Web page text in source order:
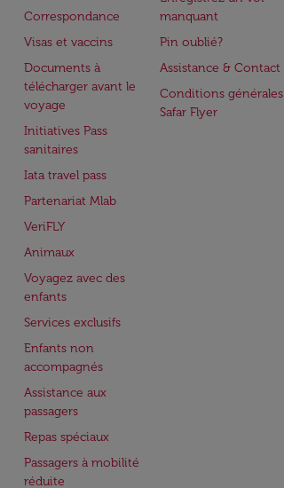
Correspondance
Visas et vaccins
Documents à
télécharger avant le
voyage
Initiatives Pass
sanitaires
Iata travel pass
Partenariat Mlab
VeriFLY
Animaux
Voyagez avec des
enfants
Services exclusifs
Enfants non
accompagnés
Assistance aux
passagers
Repas spéciaux
Passagers à mobilité
réduite
manquant
Pin oublié?
Assistance & Contact
Conditions générales
Safar Flyer